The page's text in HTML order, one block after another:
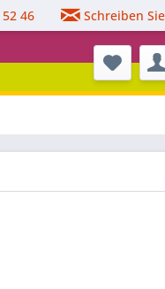
46 Schreiben